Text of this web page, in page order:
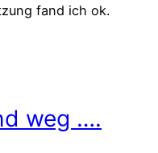
fand ich ok.
weg ….